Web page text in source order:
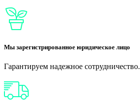
Мы зарегистрированное юридическое лицо
Гарантируем надежное сотрудничество.